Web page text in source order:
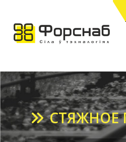
СТЯЖНОЕ